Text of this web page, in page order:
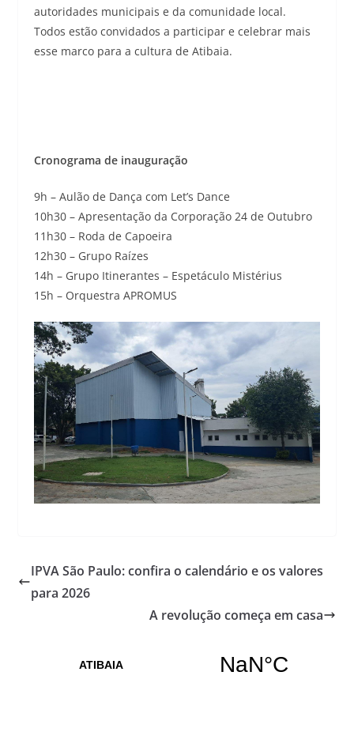
autoridades municipais e da comunidade local.
Todos estão convidados a participar e celebrar mais
esse marco para a cultura de Atibaia.
Cronograma de inauguração
9h – Aulão de Dança com Let’s Dance
10h30 – Apresentação da Corporação 24 de Outubro
11h30 – Roda de Capoeira
12h30 – Grupo Raízes
14h – Grupo Itinerantes – Espetáculo Mistérius
15h – Orquestra APROMUS
IPVA São Paulo: confira o calendário e os valores
para 2026
A revolução começa em casa